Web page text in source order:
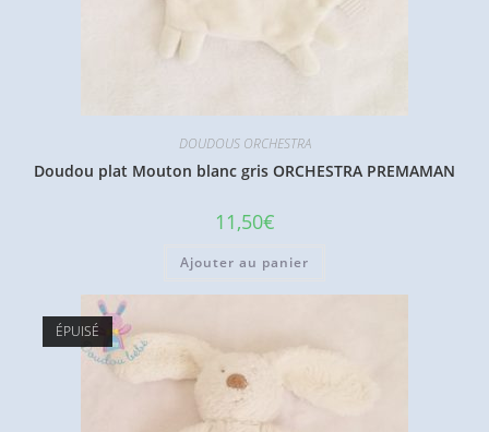
DOUDOUS ORCHESTRA
Doudou plat Mouton blanc gris ORCHESTRA PREMAMAN
11,50€
Ajouter au panier
ÉPUISÉ